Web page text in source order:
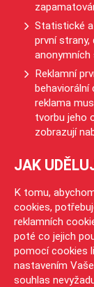
Statistické
první
Reklamní
behaviorální
reklama
tvorbu jeho
zobrazují
JAK
K tomu,
cookies,
reklamních
poté co jejich
pomocí cookies
nastavením
souhlas